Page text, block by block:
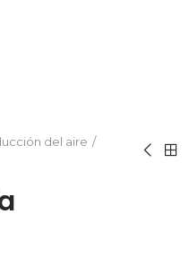
del aire